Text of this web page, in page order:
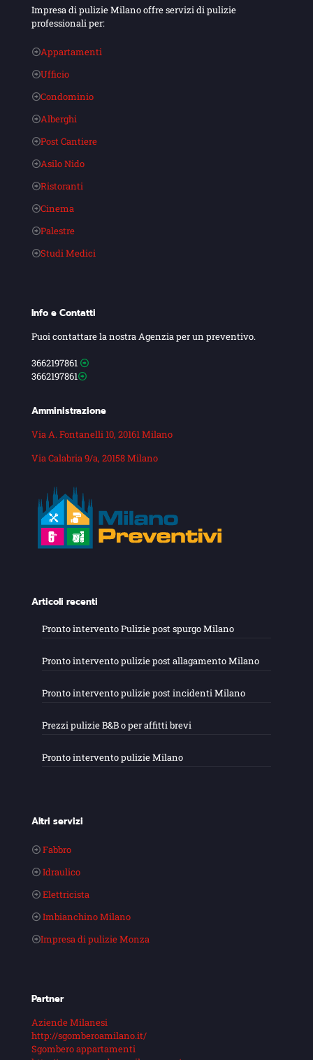
Impresa di pulizie Milano offre servizi di pulizie
professionali per:
Appartamenti
Ufficio
Condominio
Alberghi
Post Cantiere
Asilo Nido
Ristoranti
Cinema
Palestre
Studi Medici
Info e Contatti
Puoi contattare la nostra Agenzia per un preventivo.
3662197861
3662197861
Amministrazione
Via A. Fontanelli 10, 20161 Milano
Via Calabria 9/a, 20158 Milano
Articoli recenti
Pronto intervento Pulizie post spurgo Milano
Pronto intervento pulizie post allagamento Milano
Pronto intervento pulizie post incidenti Milano
Prezzi pulizie B&B o per affitti brevi
Pronto intervento pulizie Milano
Altri servizi
Fabbro
Idraulico
Elettricista
Imbianchino Milano
Impresa di pulizie Monza
Partner
Aziende Milanesi
http://sgomberoamilano.it/
Sgombero appartamenti